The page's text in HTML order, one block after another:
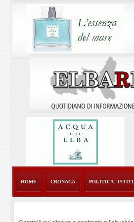
HOME CRONACA POLITICA -